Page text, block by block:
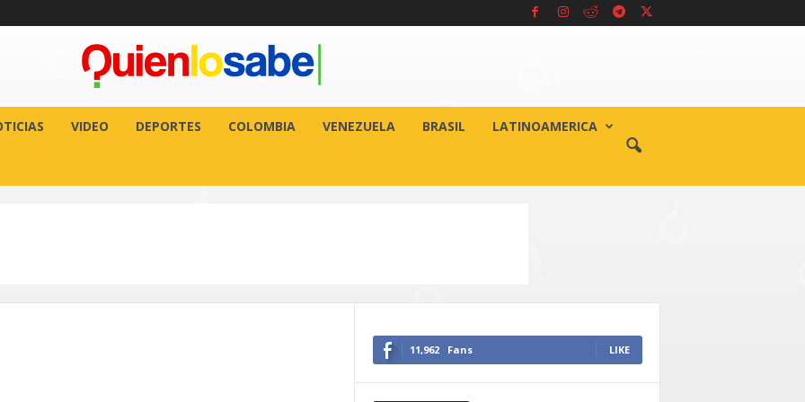
VIDEO DEPORTES COLOMBIA VENEZUELA BRASIL LATINOAMERICA
11,962 Fans LIKE